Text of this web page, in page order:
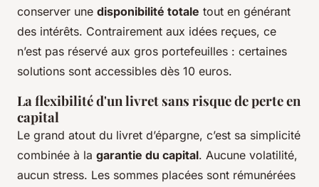
conserver une disponibilité totale tout en générant
des intérêts. Contrairement aux idées reçues, ce
n’est pas réservé aux gros portefeuilles : certaines
solutions sont accessibles dès 10 euros.
La flexibilité d'un livret sans risque de perte en
capital
Le grand atout du livret d’épargne, c’est sa simplicité
combinée à la garantie du capital. Aucune volatilité,
aucun stress. Les sommes placées sont rémunérées